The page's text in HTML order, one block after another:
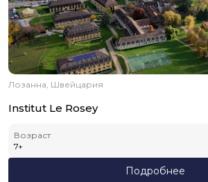
Лозанна, Швейцария
Institut Le Rosey
Возраст
7+
Подробнее